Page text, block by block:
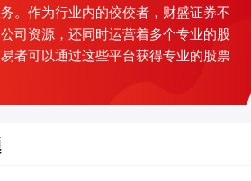
。作为行业内的佼佼者，财盛证券不
司资源，还同时运营着多个专业的股
者可以通过这些平台获得专业的股票